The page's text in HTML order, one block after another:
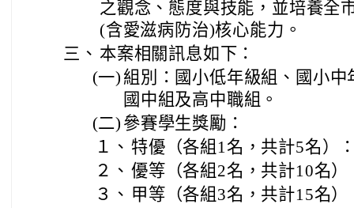
之觀念、態度與技能，並培養全
(含愛滋病防治)核心能力。
三、 本案相關訊息如下：
(一) 組別：國小低年級組、國小
國中組及高中職組。
(二) 參賽學生獎勵：
１、 特優（各組1名，共計5名）
２、 優等（各組2名，共計10名
３、 甲等（各組3名，共計15名